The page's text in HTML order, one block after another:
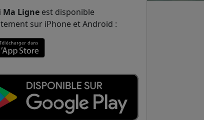
Ma Ligne est disponible
sur iPhone et Android :